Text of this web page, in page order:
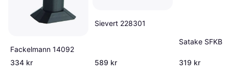
Fackelmann 14092
334 kr
Sievert 228301
589 kr
Satake SFKB
319 kr